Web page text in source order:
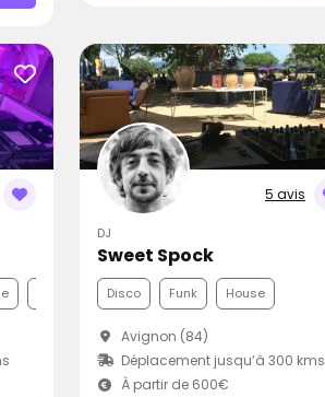
Variété Internationale
5 avis
DJ
Sweet Spock
Disco Funk House
Avignon (84)
Déplacement jusqu’à 300 kms
À partir de 600€